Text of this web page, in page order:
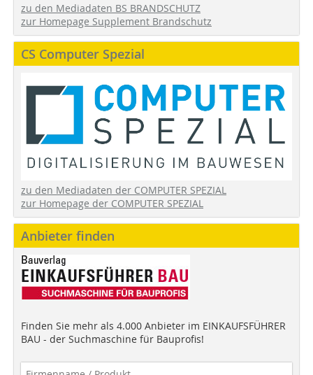
zu den Mediadaten BS BRANDSCHUTZ
zur Homepage Supplement Brandschutz
CS Computer Spezial
zu den Mediadaten der COMPUTER SPEZIAL
zur Homepage der COMPUTER SPEZIAL
Anbieter finden
Finden Sie mehr als 4.000 Anbieter im EINKAUFSFÜHRER
BAU - der Suchmaschine für Bauprofis!